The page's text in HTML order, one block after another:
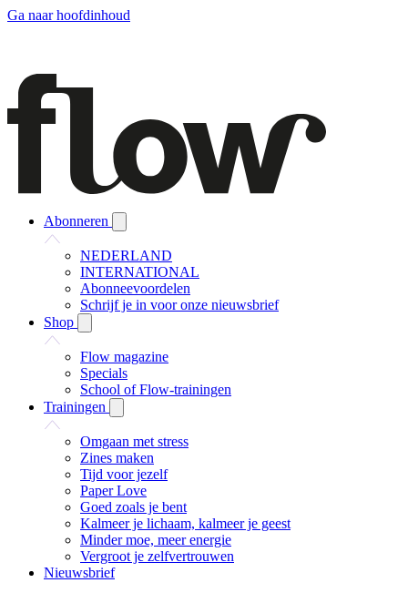
Ga naar hoofdinhoud
Abonneren
NEDERLAND
INTERNATIONAL
Abonneevoordelen
Schrijf je in voor onze nieuwsbrief
Shop
Flow magazine
Specials
School of Flow-trainingen
Trainingen
Omgaan met stress
Zines maken
Tijd voor jezelf
Paper Love
Goed zoals je bent
Kalmeer je lichaam, kalmeer je geest
Minder moe, meer energie
Vergroot je zelfvertrouwen
Nieuwsbrief